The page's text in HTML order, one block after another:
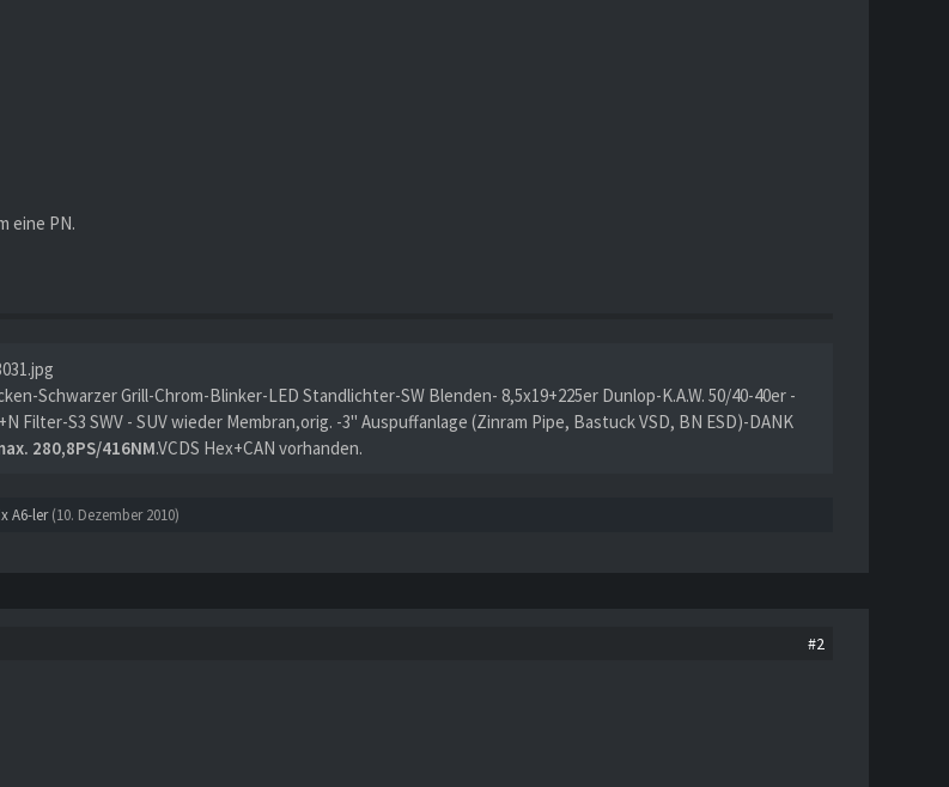
eine PN.
Schwarzer Grill-Chrom-Blinker-LED Standlichter-SW Blenden- 8,5x19+225er Dunlop-K.A.W. 50/40-40er -
Filter-S3 SWV - SUV wieder Membran,orig. -3" Auspuffanlage (Zinram Pipe, Bastuck VSD, BN ESD)-DANK
280,8PS/416NM.VCDS Hex+CAN vorhanden.
A6-ler(10. Dezember 2010)
#2